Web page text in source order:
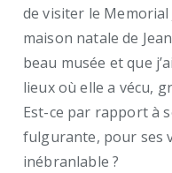
de visiter le Memorial
maison natale de
beau musée et que
lieux où elle a vécu,
Est-ce par rapport à
fulgurante, pour ses
inébranlable ?